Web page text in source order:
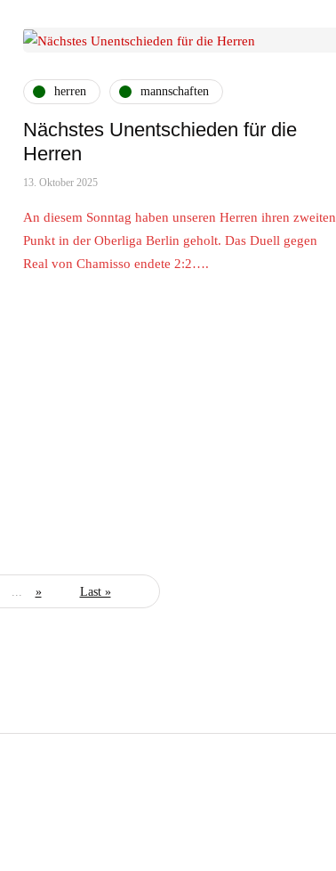
herren mannschaften
Nächstes Unentschieden für die
Herren
13. Oktober 2025
An diesem Sonntag haben unseren Herren ihren zweiten
Punkt in der Oberliga Berlin geholt. Das Duell gegen
Real von Chamisso endete 2:2….
... » Last »